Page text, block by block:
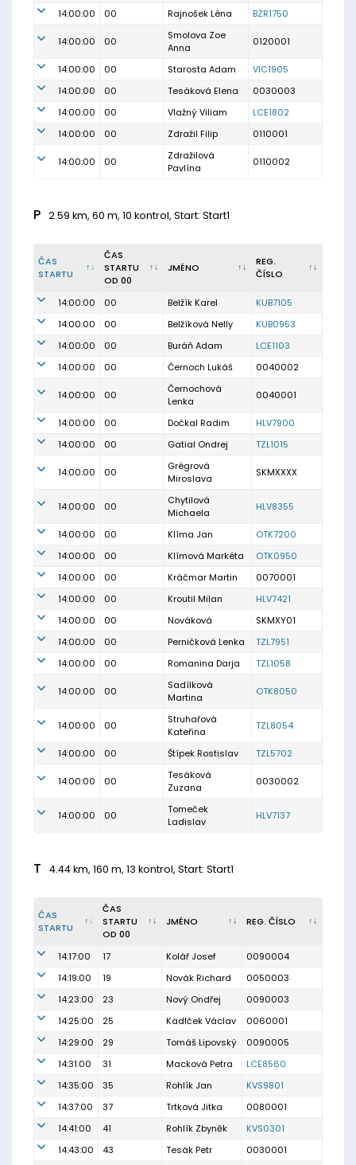
14:00:00
00 Rajnošek Léna BZR1750
14:00:00 00
Smolova Zoe
Anna
0120001
14:00:00 00 Starosta Adam
VIC1905
14:00:00
00 Tesáková Elena
0030003
14:00:00
00 Vlažný Viliam
LCE1802
14:00:00
00 Zdražil Filip 0110001
14:00:00 00
Zdražilová
Pavlína
0110002
P 2.59 km, 60 m, 10 kontrol, Start: Start1
ČAS
STARTU
ČAS
STARTU
OD 00
JMÉNO
REG.
ČÍSLO
14:00:00 00 Belžík Karel
KUB7105
14:00:00
00 Belžíková Nelly
KUB0953
14:00:00
00 Buráň Adam
LCE1103
14:00:00
00 Černoch Lukáš 0040002
14:00:00 00
Černochová
Lenka
0040001
14:00:00 00 Dočkal Radim
HLV7900
14:00:00
00 Gatial Ondrej TZL1015
14:00:00 00
Grégrová
Miroslava
SKMXXXX
14:00:00 00
Chytilová
Michaela
HLV8355
14:00:00 00 Klíma Jan
OTK7200
14:00:00
00 Klímová Markéta
OTK0950
14:00:00
00 Kráčmar Martin
0070001
14:00:00
00 Kroutil Milan
HLV7421
14:00:00
00 Nováková
SKMXY01
14:00:00
00 Perničková Lenka
TZL7951
14:00:00
00 Romanina Darja TZL1058
14:00:00 00
Sadílková
Martina
OTK8050
14:00:00 00
Struhařová
Kateřina
TZL8054
14:00:00 00 Štípek Rostislav TZL5702
14:00:00 00
Tesáková
Zuzana
0030002
14:00:00 00
Tomeček
Ladislav
HLV7137
T 4.44 km, 160 m, 13 kontrol, Start: Start1
ČAS
STARTU
ČAS
STARTU
OD 00
JMÉNO REG. ČÍSLO
14:17:00 17 Kolář Josef
0090004
14:19:00
19 Novák Richard
0050003
14:23:00
23 Nový Ondřej
0090003
14:25:00
25 Kadlček Václav
0060001
14:29:00
29 Tomáš Lipovský
0090005
14:31:00
31 Macková Petra
LCE8560
14:35:00
35 Rohlík Jan
KVS9801
14:37:00
37 Trtková Jitka
0080001
14:41:00
41 Rohlík Zbyněk
KVS0301
14:43:00
43 Tesák Petr 0030001